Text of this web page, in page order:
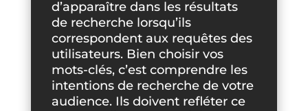
d’apparaître dans les résultats
de recherche lorsqu’ils
correspondent aux requêtes des
utilisateurs. Bien choisir vos
mots-clés, c’est comprendre les
intentions de recherche de votre
audience. Ils doivent refléter ce